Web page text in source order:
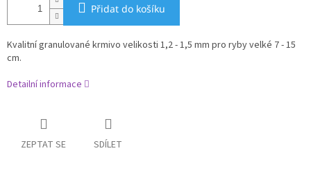
Přidat do košíku
Kvalitní granulované krmivo velikosti 1,2 - 1,5 mm pro ryby velké 7 - 15
cm.
Detailní informace
ZEPTAT SE SDÍLET